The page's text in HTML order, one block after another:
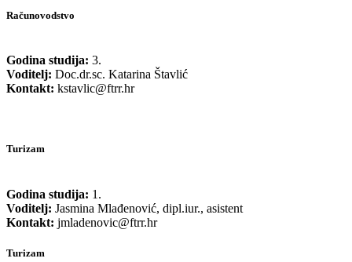
Računovodstvo
Godina studija: 3.
Voditelj: Doc.dr.sc. Katarina Štavlić
Kontakt: kstavlic@ftrr.hr
Turizam
Godina studija: 1.
Voditelj: Jasmina Mlađenović, dipl.iur., asistent​
Kontakt: jmladenovic@ftrr.hr
Turizam